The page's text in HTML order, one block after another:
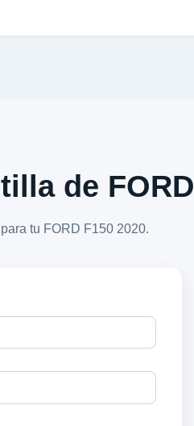
de FORD
tu FORD F150 2020.